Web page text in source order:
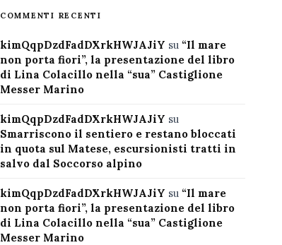
COMMENTI RECENTI
kimQqpDzdFadDXrkHWJAJiY su “Il mare
non porta fiori”, la presentazione del libro
di Lina Colacillo nella “sua” Castiglione
Messer Marino
kimQqpDzdFadDXrkHWJAJiY su
Smarriscono il sentiero e restano bloccati
in quota sul Matese, escursionisti tratti in
salvo dal Soccorso alpino
kimQqpDzdFadDXrkHWJAJiY su “Il mare
non porta fiori”, la presentazione del libro
di Lina Colacillo nella “sua” Castiglione
Messer Marino